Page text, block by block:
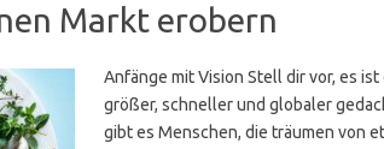
Markt erobern
Anfänge mit Vision Stell dir vor, es
größer, schneller und globaler
gibt es Menschen, die träumen von